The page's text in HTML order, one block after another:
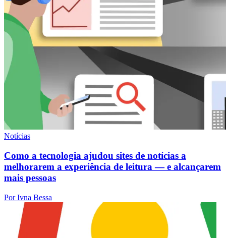
Notícias
Como a tecnologia ajudou sites de notícias a
melhorarem a experiência de leitura — e alcançarem
mais pessoas
Por Ivna Bessa